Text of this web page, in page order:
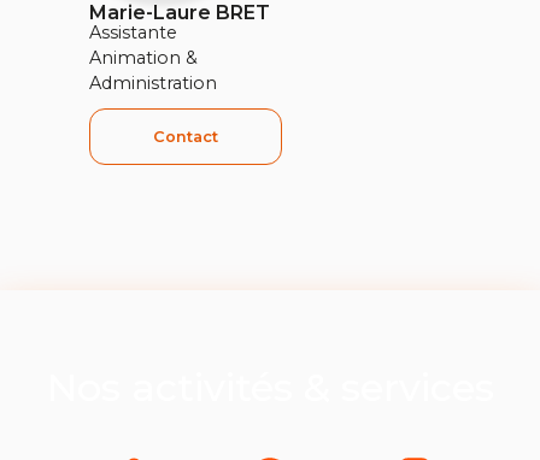
Marie-Laure BRET
Assistante
Animation &
Administration
Contact